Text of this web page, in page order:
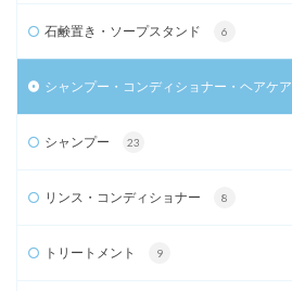
石鹸置き・ソープスタンド 6
シャンプー・コンディショナー・ヘアケア
シャンプー 23
リンス・コンディショナー 8
トリートメント 9